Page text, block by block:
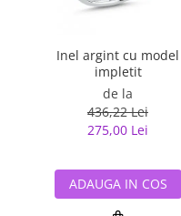
Bijuterii argint placat cu aur
Bijuterii argint cu diverse
Bijuterii argint cu murano
Bijuterii gotice si rock
Bijuterii Handmade
Bijuterii fantezie
Casete si cutii de bijuterii
Bijuterii tungsten
Accesorii Piele
Inel argint cu model
impletit
de la
436,22 Lei
275,00 Lei
ADAUGA IN COS